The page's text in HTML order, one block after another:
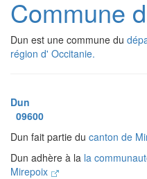
Commune
Dun est une commune du
région d' Occitanie.
Dun
09600
Dun fait partie du canton de
Dun adhère à la la
Mirepoix